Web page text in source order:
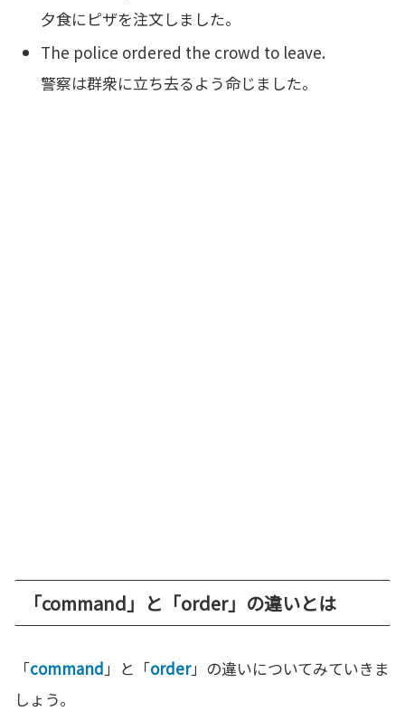
夕食にピザを注文しました。
The police ordered the crowd to leave.
警察は群衆に立ち去るよう命じました。
「command」と「order」の違いとは
「command」と「order」の違いについてみていきま
しょう。